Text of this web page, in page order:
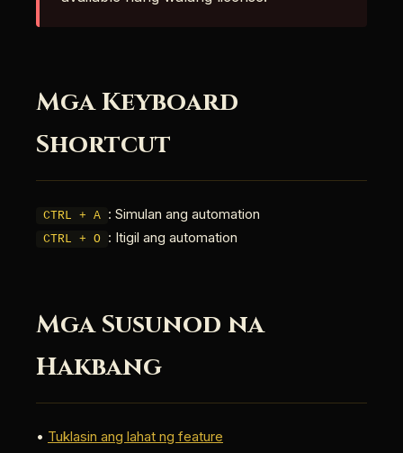
Mga Keyboard
Shortcut
CTRL + A : Simulan ang automation
CTRL + O : Itigil ang automation
Mga Susunod na
Hakbang
• Tuklasin ang lahat ng feature